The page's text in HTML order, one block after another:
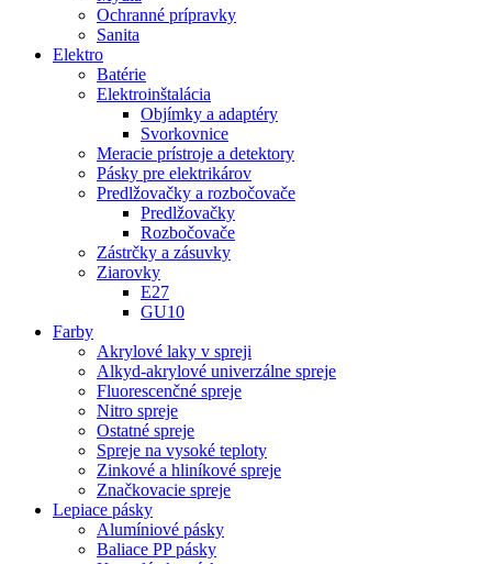
Ochranné prípravky
Sanita
Elektro
Batérie
Elektroinštalácia
Objímky a adaptéry
Svorkovnice
Meracie prístroje a detektory
Pásky pre elektrikárov
Predlžovačky a rozbočovače
Predlžovačky
Rozbočovače
Zástrčky a zásuvky
Ziarovky
E27
GU10
Farby
Akrylové laky v spreji
Alkyd-akrylové univerzálne spreje
Fluorescenčné spreje
Nitro spreje
Ostatné spreje
Spreje na vysoké teploty
Zinkové a hliníkové spreje
Značkovacie spreje
Lepiace pásky
Alumíniové pásky
Baliace PP pásky